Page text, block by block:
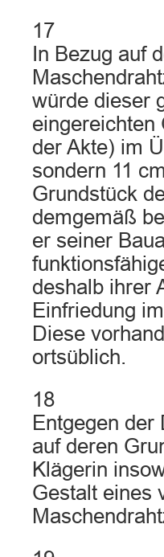
17
In Bezug auf
würde dieser
eingereichten
der Akte) im
sondern 11
Grundstück
demgemäß
er seiner
deshalb ihrer
Einfriedung
Diese
ortsüblich.
18
Entgegen
auf deren
Klägerin
Gestalt eines